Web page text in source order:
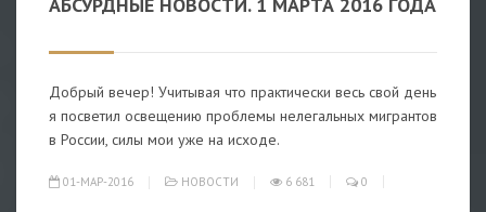
АБСУРДНЫЕ НОВОСТИ. 1 МАРТА 2016 ГОДА
Добрый вечер! Учитывая что практически весь свой день
я посветил освещению проблемы нелегальных мигрантов
в России, силы мои уже на исходе.
01-МАР-2016 НОВОСТИ 6 681 0